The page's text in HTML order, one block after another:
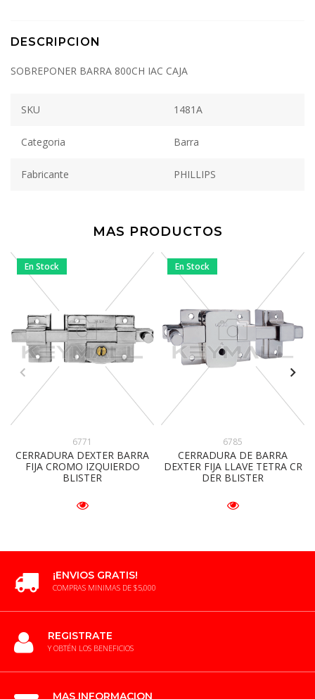
DESCRIPCION
SOBREPONER BARRA 800CH IAC CAJA
SKU 1481A
Categoria Barra
Fabricante PHILLIPS
MAS PRODUCTOS
En Stock
6771
CERRADURA DEXTER BARRA
FIJA CROMO IZQUIERDO
BLISTER
En Stock
6785
CERRADURA DE BARRA
DEXTER FIJA LLAVE TETRA CR
DER BLISTER
¡ENVIOS GRATIS!
COMPRAS MINIMAS DE $5,000
REGISTRATE
Y OBTÉN LOS BENEFICIOS
MAS INFORMACION